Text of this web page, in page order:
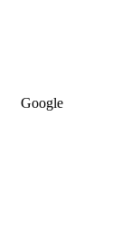
Google